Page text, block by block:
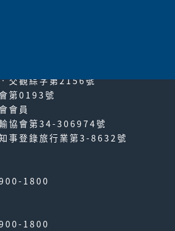
交觀綜字第2156號
第0193號
會員
輸協會第34-306974號
事登錄旅行業第3-8632號
1800
1800